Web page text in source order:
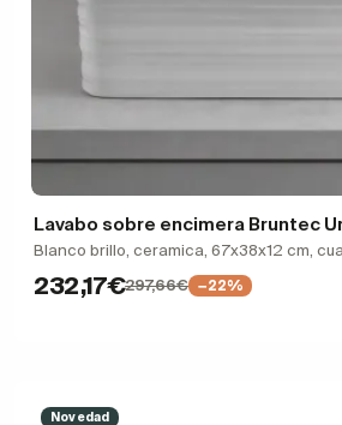
Lavabo sobre encimera Bruntec
Blanco brillo, ceramica, 67x38x12 cm,
232,17€297,66€ −22%
Novedad